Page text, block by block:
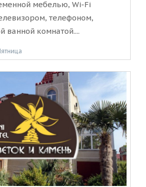
мебелью, Wi-Fi
телефоном,
ванной комнатой....